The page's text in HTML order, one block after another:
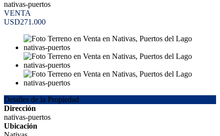
nativas-puertos
VENTA
USD271.000
Detalles de la Propiedad
Dirección
nativas-puertos
Ubicación